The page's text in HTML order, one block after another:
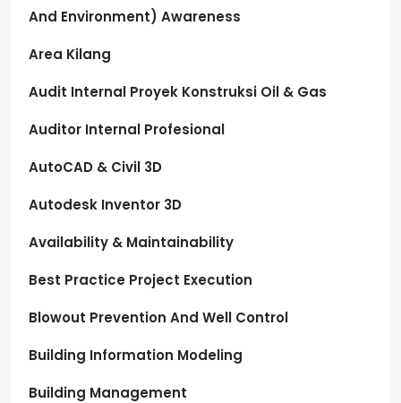
And Environment) Awareness
Area Kilang
Audit Internal Proyek Konstruksi Oil & Gas
Auditor Internal Profesional
AutoCAD & Civil 3D
Autodesk Inventor 3D
Availability & Maintainability
Best Practice Project Execution
Blowout Prevention And Well Control
Building Information Modeling
Building Management